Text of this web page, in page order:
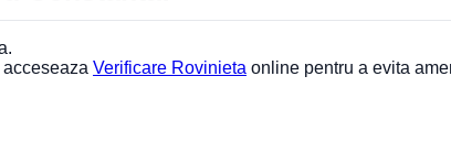
Verificare Rovinieta online pentru a evita